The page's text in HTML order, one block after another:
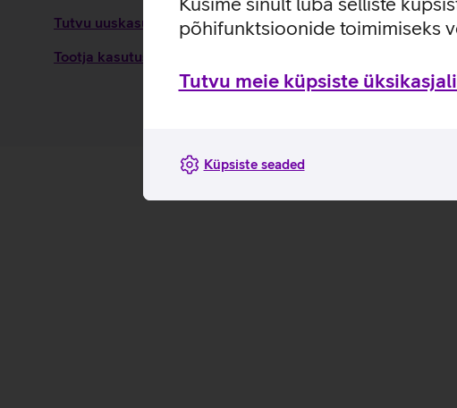
põhifunktsioonide toimimiseks
Tutvu meie küpsiste
Küpsiste seaded
Tutvu uuskasutatud sülearvutite müügi infoga
Tootja kasutusjuhend sülearvutile HP ProBook 640 G8_EST